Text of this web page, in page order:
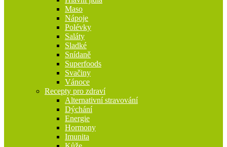
Maso
Nápoje
Polévky
Saláty
Sladké
Snídaně
Superfoods
Svačiny
Vánoce
Recepty pro zdraví
Alternativní stravování
Dýchání
Energie
Hormony
Imunita